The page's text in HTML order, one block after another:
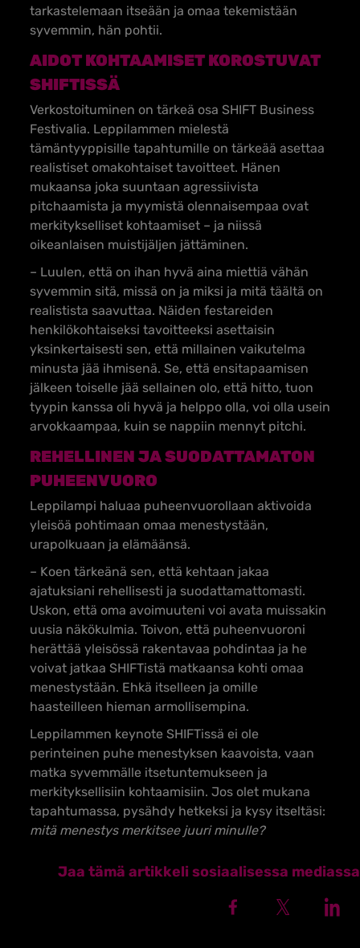
tarkastelemaan itseään ja omaa tekemistään
syvemmin, hän pohtii.
AIDOT KOHTAAMISET KOROSTUVAT
SHIFTISSÄ
Verkostoituminen on tärkeä osa SHIFT Business
Festivalia. Leppilammen mielestä
tämäntyyppisille tapahtumille on tärkeää asettaa
realistiset omakohtaiset tavoitteet. Hänen
mukaansa joka suuntaan agressiivista
pitchaamista ja myymistä olennaisempaa ovat
merkitykselliset kohtaamiset – ja niissä
oikeanlaisen muistijäljen jättäminen.
– Luulen, että on ihan hyvä aina miettiä vähän
syvemmin sitä, missä on ja miksi ja mitä täältä on
realistista saavuttaa. Näiden festareiden
henkilökohtaiseksi tavoitteeksi asettaisin
yksinkertaisesti sen, että millainen vaikutelma
minusta jää ihmisenä. Se, että ensitapaamisen
jälkeen toiselle jää sellainen olo, että hitto, tuon
tyypin kanssa oli hyvä ja helppo olla, voi olla usein
arvokkaampaa, kuin se nappiin mennyt pitchi.
REHELLINEN JA SUODATTAMATON
PUHEENVUORO
Leppilampi haluaa puheenvuorollaan aktivoida
yleisöä pohtimaan omaa menestystään,
urapolkuaan ja elämäänsä.
– Koen tärkeänä sen, että kehtaan jakaa
ajatuksiani rehellisesti ja suodattamattomasti.
Uskon, että oma avoimuuteni voi avata muissakin
uusia näkökulmia. Toivon, että puheenvuoroni
herättää yleisössä rakentavaa pohdintaa ja he
voivat jatkaa SHIFTistä matkaansa kohti omaa
menestystään. Ehkä itselleen ja omille
haasteilleen hieman armollisempina.
Leppilammen keynote SHIFTissä ei ole
perinteinen puhe menestyksen kaavoista, vaan
matka syvemmälle itsetuntemukseen ja
merkityksellisiin kohtaamisiin. Jos olet mukana
tapahtumassa, pysähdy hetkeksi ja kysy itseltäsi:
mitä menestys merkitsee juuri minulle?
Jaa tämä artikkeli sosiaalisessa mediassa